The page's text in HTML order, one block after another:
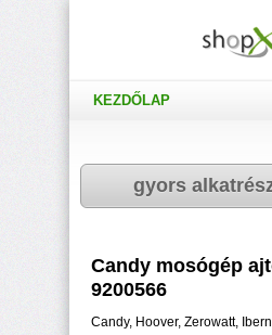
KEZDŐLAP
gyors
Candy mosógép
9200566
Candy, Hoover, Zerowatt,